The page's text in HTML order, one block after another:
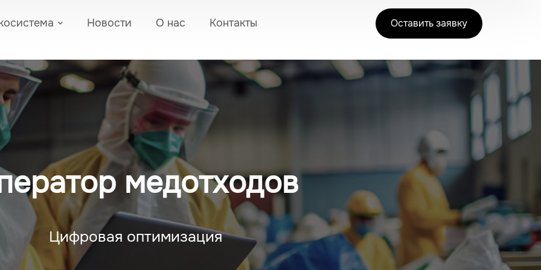
Новости О нас Контакты Оставить заявку
медотходов
Цифровая оптимизация